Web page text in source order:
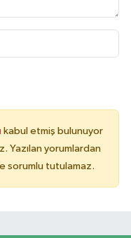
kabul etmiş bulunuyor
Yazılan yorumlardan
sorumlu tutulamaz.